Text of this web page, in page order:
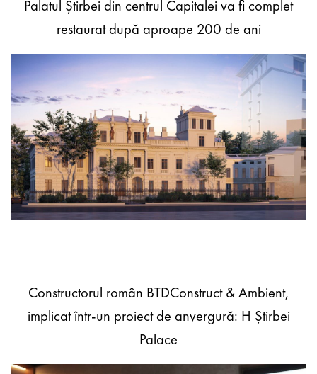
Palatul Știrbei din centrul Capitalei va fi complet
restaurat după aproape 200 de ani
Constructorul român BTDConstruct & Ambient,
implicat într-un proiect de anvergură: H Știrbei
Palace